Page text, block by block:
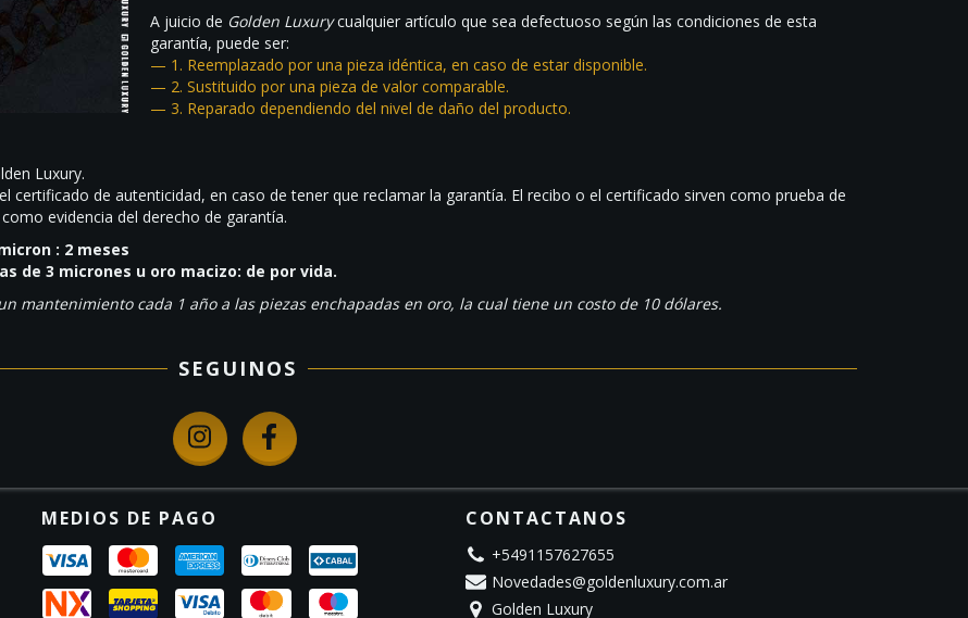
A juicio de Golden Luxurycualquier artículo que sea defectuoso según las condiciones de esta
garantía, puede ser:
— 1. Reemplazado por una pieza idéntica, en caso de estar disponible.
— 2. Sustituido por una pieza de valor comparable.
— 3. Reparado dependiendo del nivel de daño del producto.
Luxury.
certificado de autenticidad, en caso de tener que reclamar la garantía. El recibo o el certificado sirven como prueba de
evidencia del derecho de garantía.
: 2 meses
de 3 micrones u oro macizo: de por vida.
mantenimiento cada 1 año a las piezas enchapadas en oro, la cual tiene un costo de 10 dólares.
SEGUINOS
MEDIOS DE PAGO CONTACTANOS
+5491157627655
Novedades@goldenluxury.com.ar
Golden Luxury